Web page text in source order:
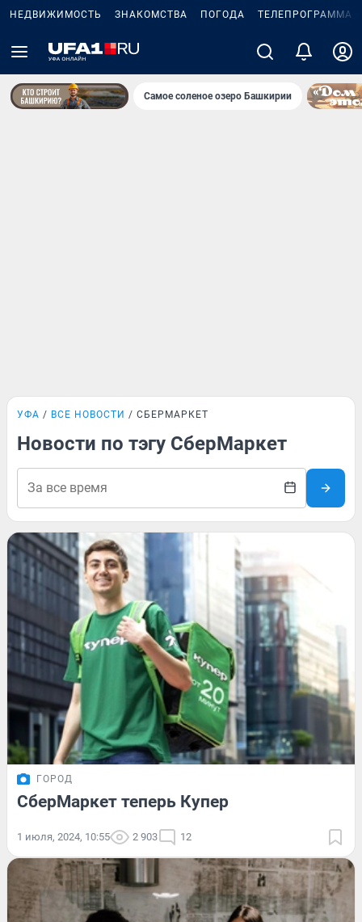
НЕДВИЖИМОСТЬ ЗНАКОМСТВА ПОГОДА ТЕЛЕПРОГРАММА
Самое соленое озеро Башкирии
УФА ВСЕ НОВОСТИ СБЕРМАРКЕТ
Новости по тэгу СберМаркет
ГОРОД
СберМаркет теперь Купер
1 июля, 2024, 10:55 2 903 12